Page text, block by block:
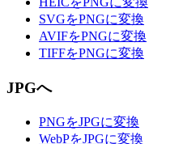
SVGをPNGに変換
AVIFをPNGに変換
TIFFをPNGに変換
JPGへ
PNGをJPGに変換
WebPをJPGに変換